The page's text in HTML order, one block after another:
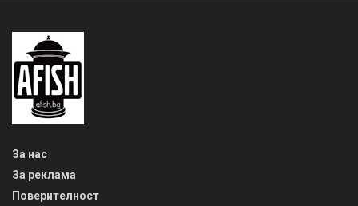
За нас
За реклама
Поверителност